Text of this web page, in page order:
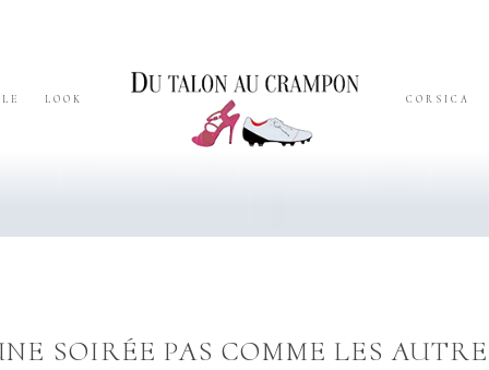
LOOK CORSICA
SOIRÉE PAS COMME LES